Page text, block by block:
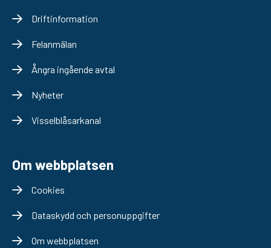
Driftinformation
Felanmälan
Ångra ingående avtal
Nyheter
Visselblåsarkanal
Om webbplatsen
Cookies
Dataskydd och personuppgifter
Om webbplatsen